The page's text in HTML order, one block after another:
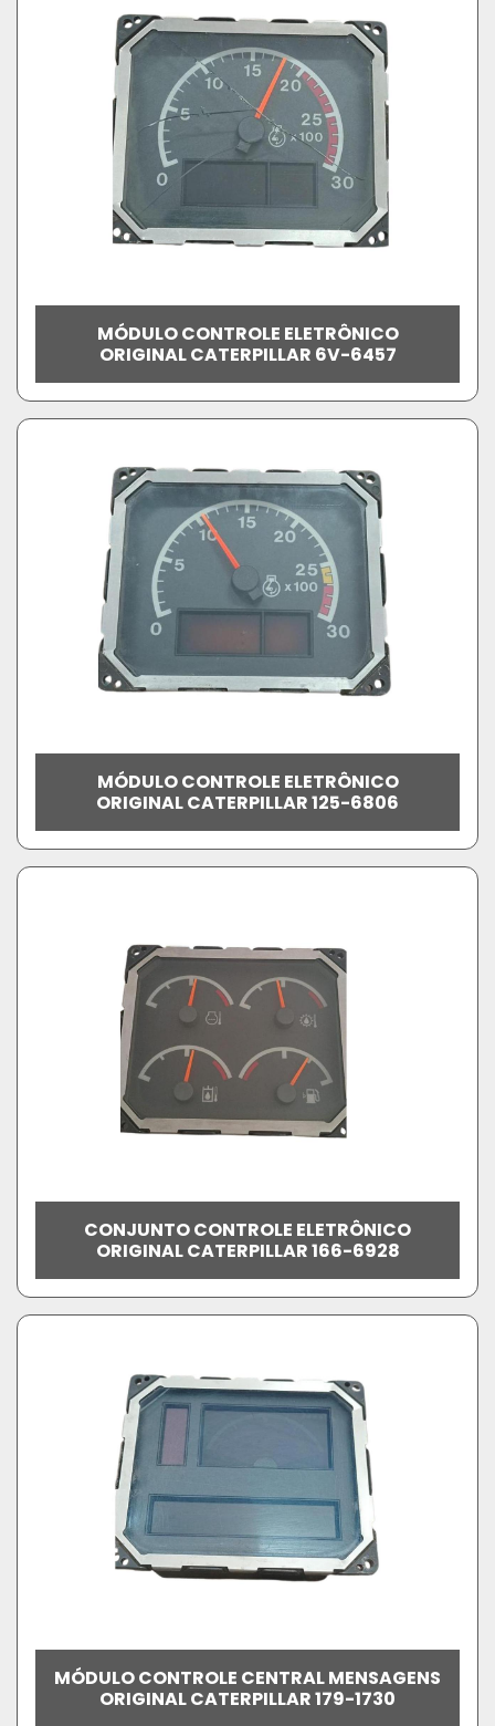
MÓDULO CONTROLE ELETRÔNICO
ORIGINAL CATERPILLAR 6V-6457
MÓDULO CONTROLE ELETRÔNICO
ORIGINAL CATERPILLAR 125-6806
CONJUNTO CONTROLE ELETRÔNICO
ORIGINAL CATERPILLAR 166-6928
MÓDULO CONTROLE CENTRAL MENSAGENS
ORIGINAL CATERPILLAR 179-1730